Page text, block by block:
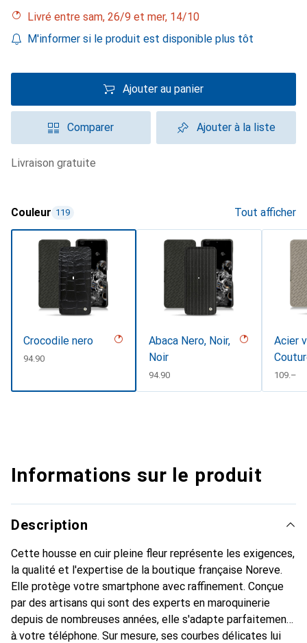
Livré entre sam, 26/9 et mer, 14/10
M'informer si le produit est disponible plus tôt
Ajouter au panier
Comparer Ajouter à la liste
livraison gratuite
Couleur 119 Tout afficher
Crocodile nero
CHF
94.90
Abaca Nero, Noir,
Noir
CHF
94.90
Acier
CHF
109.–
Informations sur le produit
Description
Cette housse en cuir pleine fleur représente les exigences,
la qualité et l'expertise de la boutique française Noreve.
Elle protège votre smartphone avec raffinement. Conçue
par des artisans qui sont des experts en maroquinerie
depuis de nombreuses années, elle s'adapte parfaitement
à votre téléphone. Sur mesure, ses courbes délicates lui